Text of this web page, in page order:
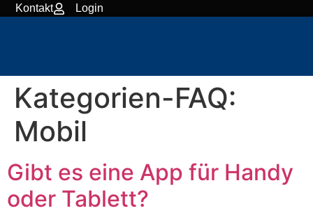
content
Kontakt Login
Kategorien-FAQ:
Mobil
Gibt es eine App für Handy
oder Tablett?